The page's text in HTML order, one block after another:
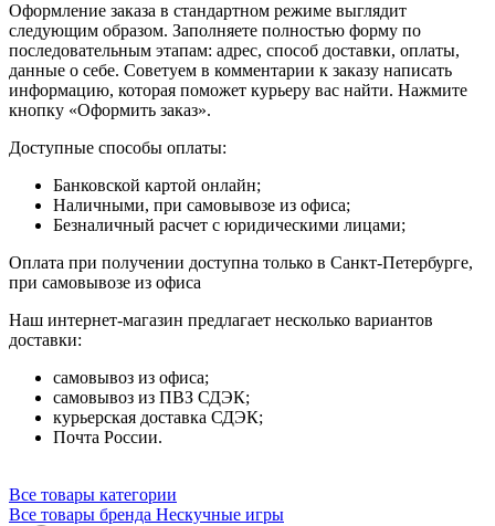
Оформление заказа в стандартном режиме выглядит
следующим образом. Заполняете полностью форму по
последовательным этапам: адрес, способ доставки, оплаты,
данные о себе. Советуем в комментарии к заказу написать
информацию, которая поможет курьеру вас найти. Нажмите
кнопку «Оформить заказ».
Доступные способы оплаты:
Банковской картой онлайн;
Наличными, при самовывозе из офиса;
Безналичный расчет с юридическими лицами;
Оплата при получении доступна только в Санкт-Петербурге,
при самовывозе из офиса
Наш интернет-магазин предлагает несколько вариантов
доставки:
самовывоз из офиса;
самовывоз из ПВЗ СДЭК;
курьерская доставка СДЭК;
Почта России.
Все товары категории
Все товары бренда Нескучные игры